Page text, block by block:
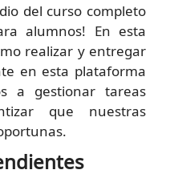
del curso completo
alumnos! En esta
realizar y entregar
en esta plataforma
a gestionar tareas
que nuestras